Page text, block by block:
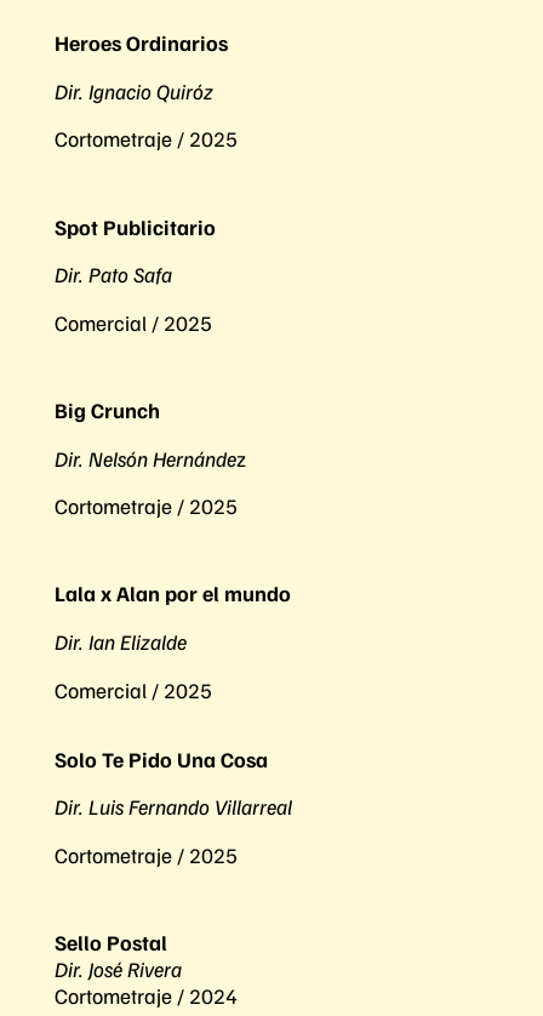
Heroes Ordinarios
Dir. Ignacio Quiróz
Cortometraje / 2025
Spot Publicitario
Dir. Pato Safa
Comercial / 2025
Big Crunch
Dir. Nelsón Hernández
Cortometraje / 2025
Lala x Alan por el mundo
Dir. Ian Elizalde
Comercial / 2025
Solo Te Pido Una Cosa
Dir. Luis Fernando Villarreal
Cortometraje / 2025
Sello Postal
Dir. José Rivera
Cortometraje / 2024